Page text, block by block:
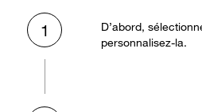
1
D’abord,
personnalisez-la.